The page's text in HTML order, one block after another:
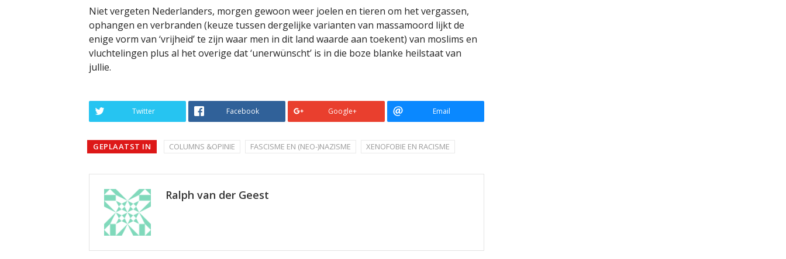
Niet vergeten Nederlanders, morgen gewoon weer joelen en tieren om het vergassen,
ophangen en verbranden (keuze tussen dergelijke varianten van massamoord lijkt de
enige vorm van ‘vrijheid’ te zijn waar men in dit land waarde aan toekent) van moslims en
vluchtelingen plus al het overige dat ‘unerwünscht’ is in die boze blanke heilstaat van
jullie.
Twitter Facebook Google+ Email
GEPLAATST IN COLUMNS &OPINIE FASCISME EN (NEO-)NAZISME XENOFOBIE EN RACISME
Ralph van der Geest